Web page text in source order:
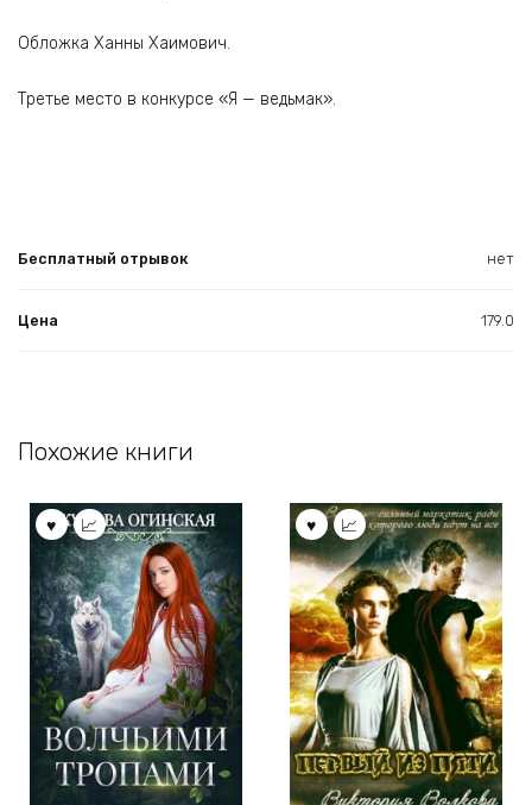
Обложка Ханны Хаимович.
Третье место в конкурсе «Я — ведьмак».
Бесплатный отрывок нет
Цена 179.0
Похожие книги